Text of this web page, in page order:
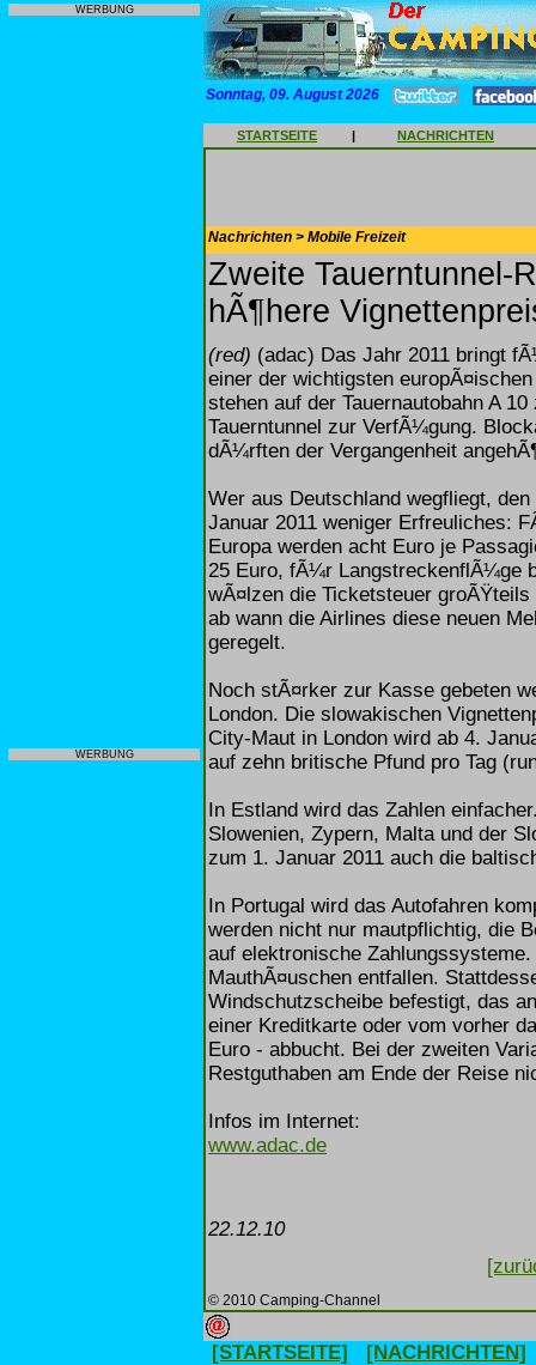
WERBUNG
WERBUNG
Sonntag, 09. August 2026
STARTSEITE | NACHRICHTEN
Nachrichten > Mobile Freizeit
Zweite Tauerntunnel-
hÃ¶here
(red) (adac) Das Jahr 2011 bringt
einer der wichtigsten
stehen auf der Tauernautobahn A
Tauerntunnel zur VerfÃ¼gung.
dÃ¼rften der Vergangenheit
Wer aus Deutschland wegfliegt,
Januar 2011 weniger Erfreuliches:
Europa werden acht Euro je
25 Euro, fÃ¼r LangstreckenflÃ¼ge
wÃ¤lzen die Ticketsteuer
ab wann die Airlines diese neuen
geregelt.
Noch stÃ¤rker zur Kasse gebeten
London. Die slowakischen
City-Maut in London wird ab 4.
auf zehn britische Pfund pro Tag
In Estland wird das Zahlen
Slowenien, Zypern, Malta und der
zum 1. Januar 2011 auch die
In Portugal wird das Autofahren
werden nicht nur mautpflichtig, die
auf elektronische
MauthÃ¤uschen entfallen.
Windschutzscheibe befestigt, das
einer Kreditkarte oder vom vorher
Euro - abbucht. Bei der zweiten
Restguthaben am Ende der Reise
Infos im Internet:
www.adac.de
22.12.10
© 2010 Camping-Channel
[STARTSEITE] [NACHRICHTEN]